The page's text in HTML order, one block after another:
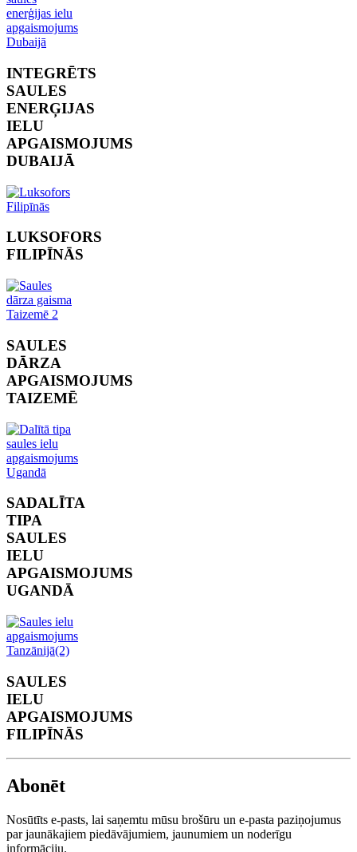
INTEGRĒTS
SAULES
ENERĢIJAS
IELU
APGAISMOJUMS
DUBAIJĀ
LUKSOFORS
FILIPĪNĀS
SAULES
DĀRZA
APGAISMOJUMS
TAIZEMĒ
SADALĪTA
TIPA
SAULES
IELU
APGAISMOJUMS
UGANDĀ
SAULES
IELU
APGAISMOJUMS
FILIPĪNĀS
Abonēt
Nosūtīts e-pasts, lai saņemtu mūsu brošūru un e-pasta paziņojumus
par jaunākajiem piedāvājumiem, jaunumiem un noderīgu
informāciju.